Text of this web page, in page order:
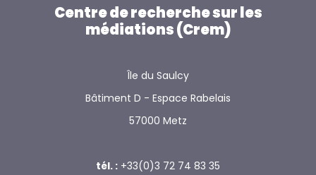
Centre de recherche sur les
médiations (Crem)
Île du Saulcy
Bâtiment D - Espace Rabelais
57000 Metz
tél. : +33(0)3 72 74 83 35